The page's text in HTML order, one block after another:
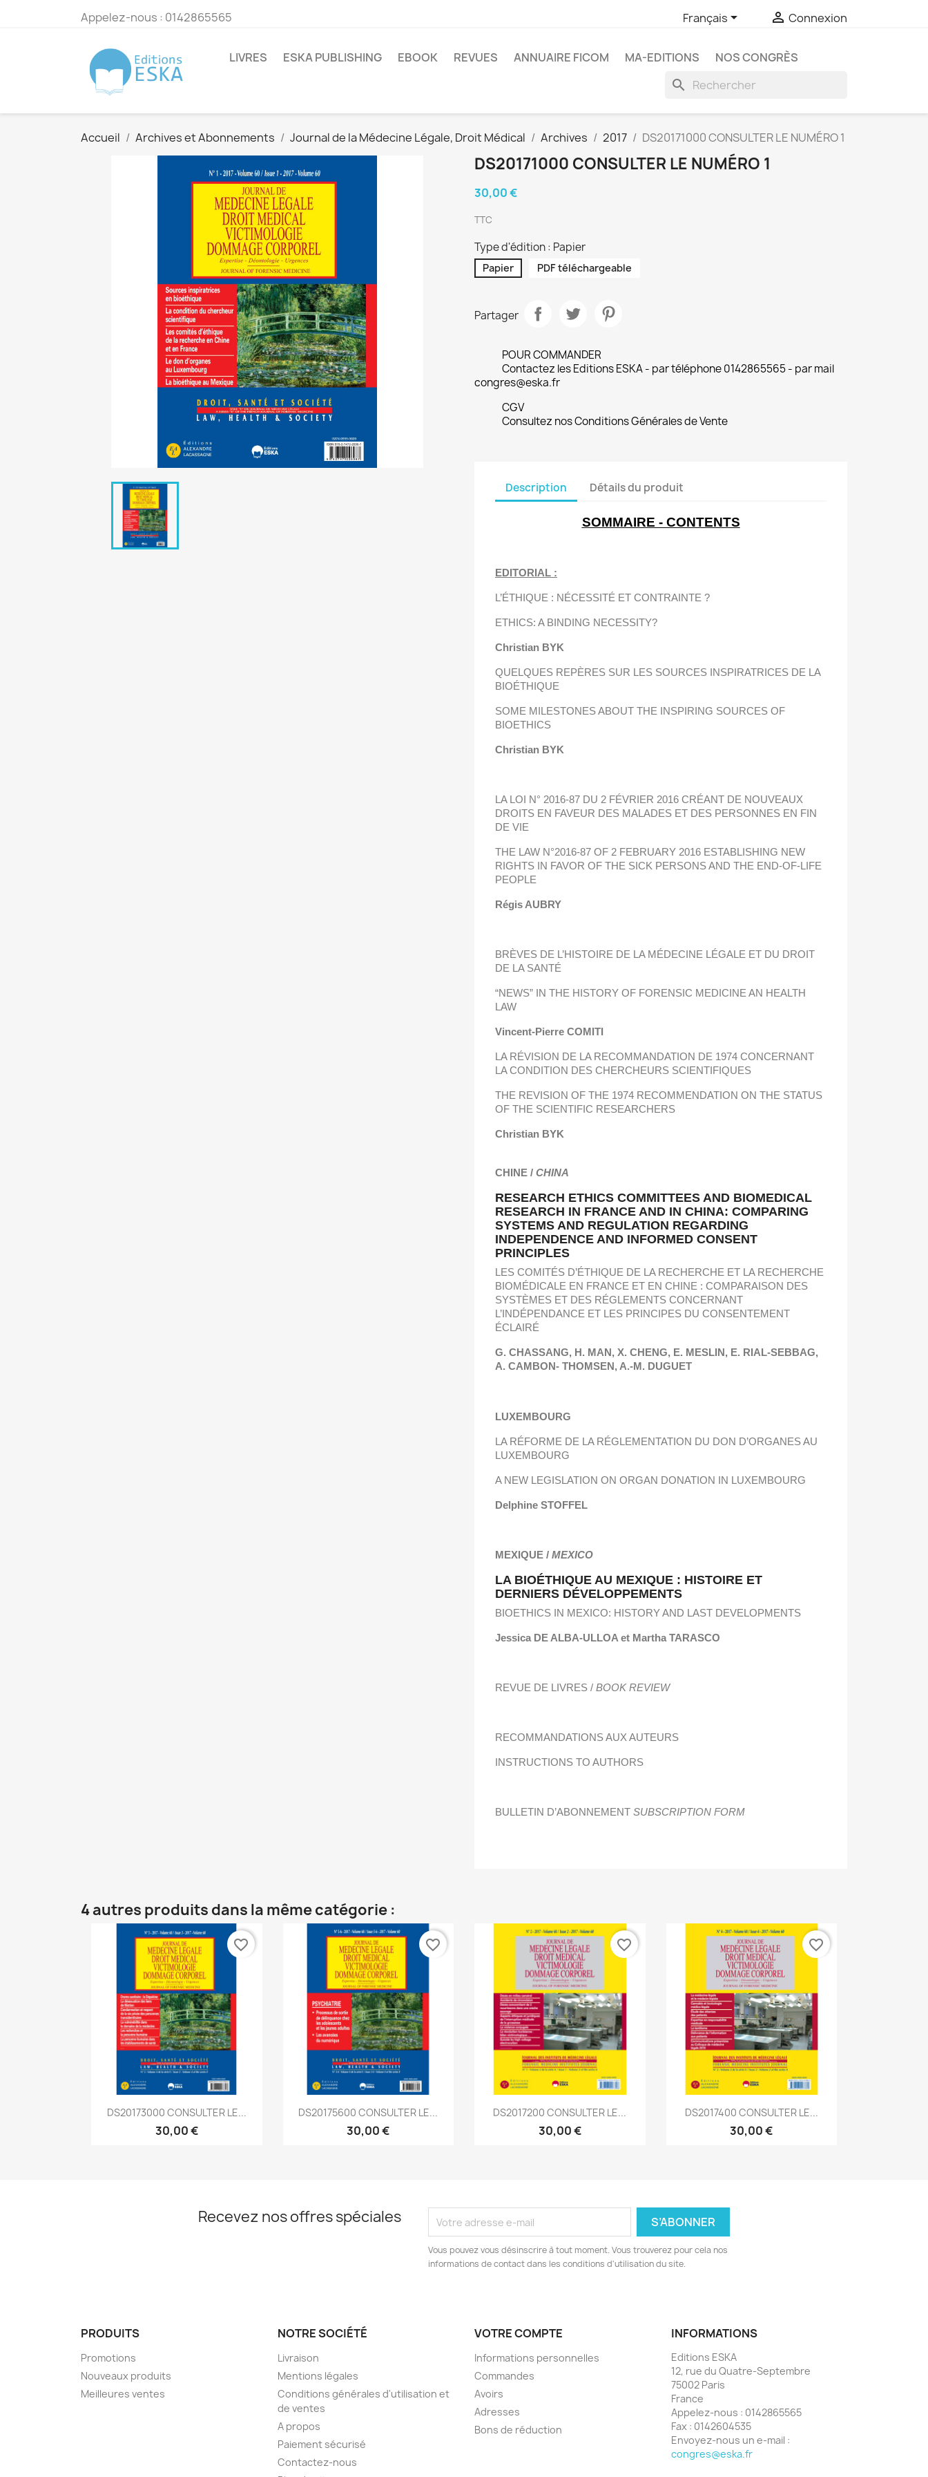
Appelez-nous : 0142865565 Français  Connexion
LIVRES ESKA PUBLISHING EBOOK REVUES ANNUAIRE FICOM MA-EDITIONS NOS CONGRÈS
search
Accueil Archives et Abonnements Journal de la Médecine Légale, Droit Médical Archives 2017 DS20171000 CONSULTER LE NUMÉRO 1
DS20171000 CONSULTER LE NUMÉRO 1
30,00 €
TTC
Type d'édition : Papier
Papier PDF téléchargeable
Partager
POUR COMMANDER
Contactez les Editions ESKA - par téléphone 0142865565 - par mail
congres@eska.fr
CGV
Consultez nos Conditions Générales de Vente
Description Détails du produit
SOMMAIRE - CONTENTS
EDITORIAL :
L’ÉTHIQUE : NÉCESSITÉ ET CONTRAINTE ?
ETHICS: A BINDING NECESSITY?
Christian BYK
QUELQUES REPÈRES SUR LES SOURCES INSPIRATRICES DE LA
BIOÉTHIQUE
SOME MILESTONES ABOUT THE INSPIRING SOURCES OF
BIOETHICS
Christian BYK
LA LOI N° 2016-87 DU 2 FÉVRIER 2016 CRÉANT DE NOUVEAUX
DROITS EN FAVEUR DES MALADES ET DES PERSONNES EN FIN
DE VIE
THE LAW N°2016-87 OF 2 FEBRUARY 2016 ESTABLISHING NEW
RIGHTS IN FAVOR OF THE SICK PERSONS AND THE END-OF-LIFE
PEOPLE
Régis AUBRY
BRÈVES DE L’HISTOIRE DE LA MÉDECINE LÉGALE ET DU DROIT
DE LA SANTÉ
“NEWS” IN THE HISTORY OF FORENSIC MEDICINE AN HEALTH
LAW
Vincent-Pierre COMITI
LA RÉVISION DE LA RECOMMANDATION DE 1974 CONCERNANT
LA CONDITION DES CHERCHEURS SCIENTIFIQUES
THE REVISION OF THE 1974 RECOMMENDATION ON THE STATUS
OF THE SCIENTIFIC RESEARCHERS
Christian BYK
CHINE / CHINA
RESEARCH ETHICS COMMITTEES AND BIOMEDICAL
RESEARCH IN FRANCE AND IN CHINA: COMPARING
SYSTEMS AND REGULATION REGARDING
INDEPENDENCE AND INFORMED CONSENT
PRINCIPLES
LES COMITÉS D’ÉTHIQUE DE LA RECHERCHE ET LA RECHERCHE
BIOMÉDICALE EN FRANCE ET EN CHINE : COMPARAISON DES
SYSTÈMES ET DES RÉGLEMENTS CONCERNANT
L’INDÉPENDANCE ET LES PRINCIPES DU CONSENTEMENT
ÉCLAIRÉ
G. CHASSANG, H. MAN, X. CHENG, E. MESLIN, E. RIAL-SEBBAG,
A. CAMBON- THOMSEN, A.-M. DUGUET
LUXEMBOURG
LA RÉFORME DE LA RÉGLEMENTATION DU DON D’ORGANES AU
LUXEMBOURG
A NEW LEGISLATION ON ORGAN DONATION IN LUXEMBOURG
Delphine STOFFEL
MEXIQUE / MEXICO
LA BIOÉTHIQUE AU MEXIQUE : HISTOIRE ET
DERNIERS DÉVELOPPEMENTS
BIOETHICS IN MEXICO: HISTORY AND LAST DEVELOPMENTS
Jessica DE ALBA-ULLOA et Martha TARASCO
REVUE DE LIVRES / BOOK REVIEW
RECOMMANDATIONS AUX AUTEURS
INSTRUCTIONS TO AUTHORS
BULLETIN D’ABONNEMENT SUBSCRIPTION FORM
4 autres produits dans la même catégorie :
Aperçu rapide
DS20173000 CONSULTER LE...
30,00 €
favorite_border
Aperçu rapide
DS20175600 CONSULTER LE...
30,00 €
favorite_border
Aperçu rapide
DS2017200 CONSULTER LE...
30,00 €
favorite_border
Aperçu rapide
DS2017400 CONSULTER LE...
30,00 €
favorite_border
Recevez nos offres spéciales
Vous pouvez vous désinscrire à tout moment. Vous trouverez pour cela nos
informations de contact dans les conditions d'utilisation du site.
PRODUITS
Promotions
Nouveaux produits
Meilleures ventes
NOTRE SOCIÉTÉ
Livraison
Mentions légales
Conditions générales d'utilisation et
de ventes
A propos
Paiement sécurisé
Contactez-nous
VOTRE COMPTE
Informations personnelles
Commandes
Avoirs
Adresses
Bons de réduction
INFORMATIONS
Editions ESKA
12, rue du Quatre-Septembre
75002 Paris
France
Appelez-nous : 0142865565
Fax : 0142604535
Envoyez-nous un e-mail :
congres@eska.fr